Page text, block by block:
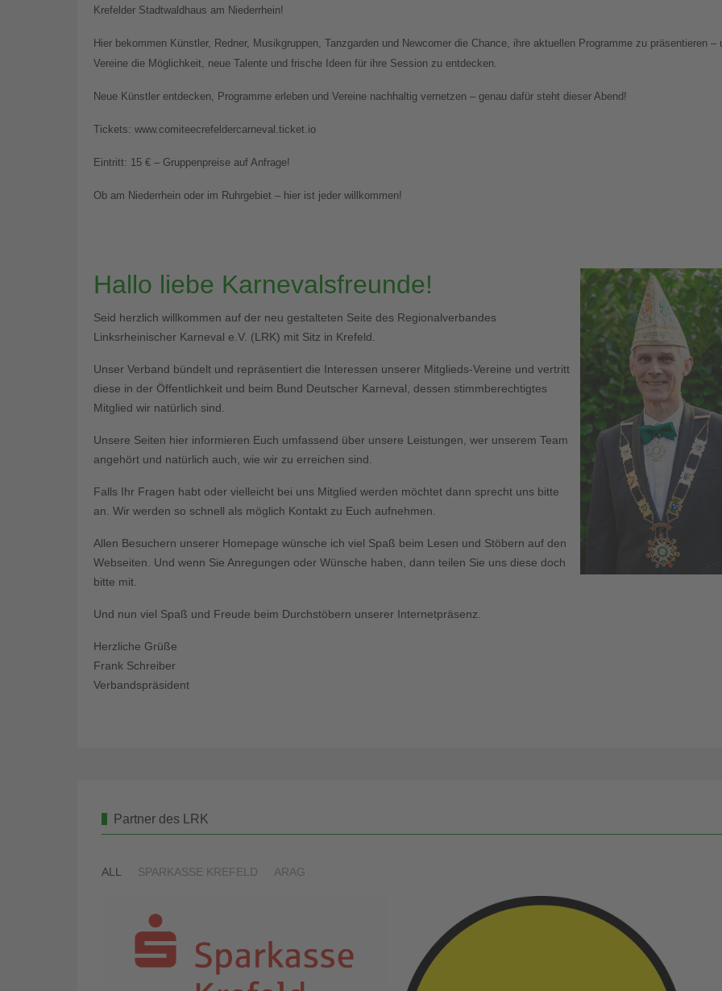
Krefelder Stadtwaldhaus am Niederrhein!
Hier bekommen Künstler, Redner, Musikgruppen, Tanzgarden und Newcomer die Chance, ihre aktuellen Programme zu präsentieren –
Vereine die Möglichkeit, neue Talente und frische Ideen für ihre Session zu entdecken.
Neue Künstler entdecken, Programme erleben und Vereine nachhaltig vernetzen – genau dafür steht dieser Abend!
Tickets: www.comiteecrefeldercarneval.ticket.io
Eintritt: 15 € – Gruppenpreise auf Anfrage!
Ob am Niederrhein oder im Ruhrgebiet – hier ist jeder willkommen!
Hallo liebe Karnevalsfreunde!
Seid herzlich willkommen auf der neu gestalteten Seite des Regionalverbandes
Linksrheinischer Karneval e.V. (LRK) mit Sitz in Krefeld.
Unser Verband bündelt und repräsentiert die Interessen unserer Mitglieds-Vereine und vertritt
diese in der Öffentlichkeit und beim Bund Deutscher Karneval, dessen stimmberechtigtes
Mitglied wir natürlich sind.
Unsere Seiten hier informieren Euch umfassend über unsere Leistungen, wer unserem Team
angehört und natürlich auch, wie wir zu erreichen sind.
Falls Ihr Fragen habt oder vielleicht bei uns Mitglied werden möchtet dann sprecht uns bitte
an. Wir werden so schnell als möglich Kontakt zu Euch aufnehmen.
Allen Besuchern unserer Homepage wünsche ich viel Spaß beim Lesen und Stöbern auf den
Webseiten. Und wenn Sie Anregungen oder Wünsche haben, dann teilen Sie uns diese doch
bitte mit.
Und nun viel Spaß und Freude beim Durchstöbern unserer Internetpräsenz.
Herzliche Grüße
Frank Schreiber
Verbandspräsident
Partner des LRK
ALL SPARKASSE KREFELD ARAG